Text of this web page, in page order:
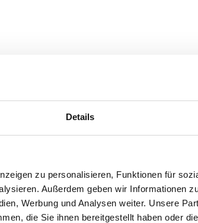
Details
zu personalisieren, Funktionen für
Außerdem geben wir Informationen
Werbung und Analysen weiter. Unsere
die Sie ihnen bereitgestellt haben oder